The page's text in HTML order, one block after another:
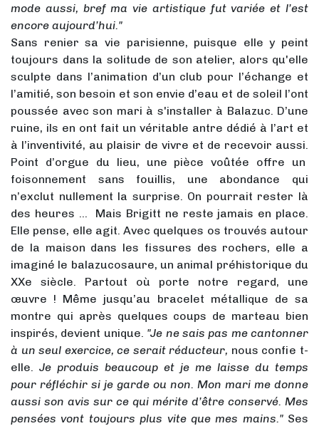
mode aussi, bref ma vie artistique fut variée et l’est
encore aujourd’hui."
Sans renier sa vie parisienne, puisque elle y peint
toujours dans la solitude de son atelier, alors qu'elle
sculpte dans l’animation d’un club pour l’échange et
l’amitié, son besoin et son envie d’eau et de soleil l’ont
poussée avec son mari à s'installer à Balazuc. D’une
ruine, ils en ont fait un véritable antre dédié à l’art et
à l’inventivité, au plaisir de vivre et de recevoir aussi.
Point d’orgue du lieu, une pièce voûtée offre un
foisonnement sans fouillis, une abondance qui
n’exclut nullement la surprise. On pourrait rester là
des heures … Mais Brigitt ne reste jamais en place.
Elle pense, elle agit. Avec quelques os trouvés autour
de la maison dans les fissures des rochers, elle a
imaginé le balazucosaure, un animal préhistorique du
XXe siècle. Partout où porte notre regard, une
œuvre ! Même jusqu’au bracelet métallique de sa
montre qui après quelques coups de marteau bien
inspirés, devient unique. "Je ne sais pas me cantonner
à un seul exercice, ce serait réducteur, nous confie t-
elle. Je produis beaucoup et je me laisse du temps
pour réfléchir si je garde ou non. Mon mari me donne
aussi son avis sur ce qui mérite d’être conservé. Mes
pensées vont toujours plus vite que mes mains."Ses